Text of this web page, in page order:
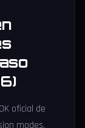
oficial de
modes,